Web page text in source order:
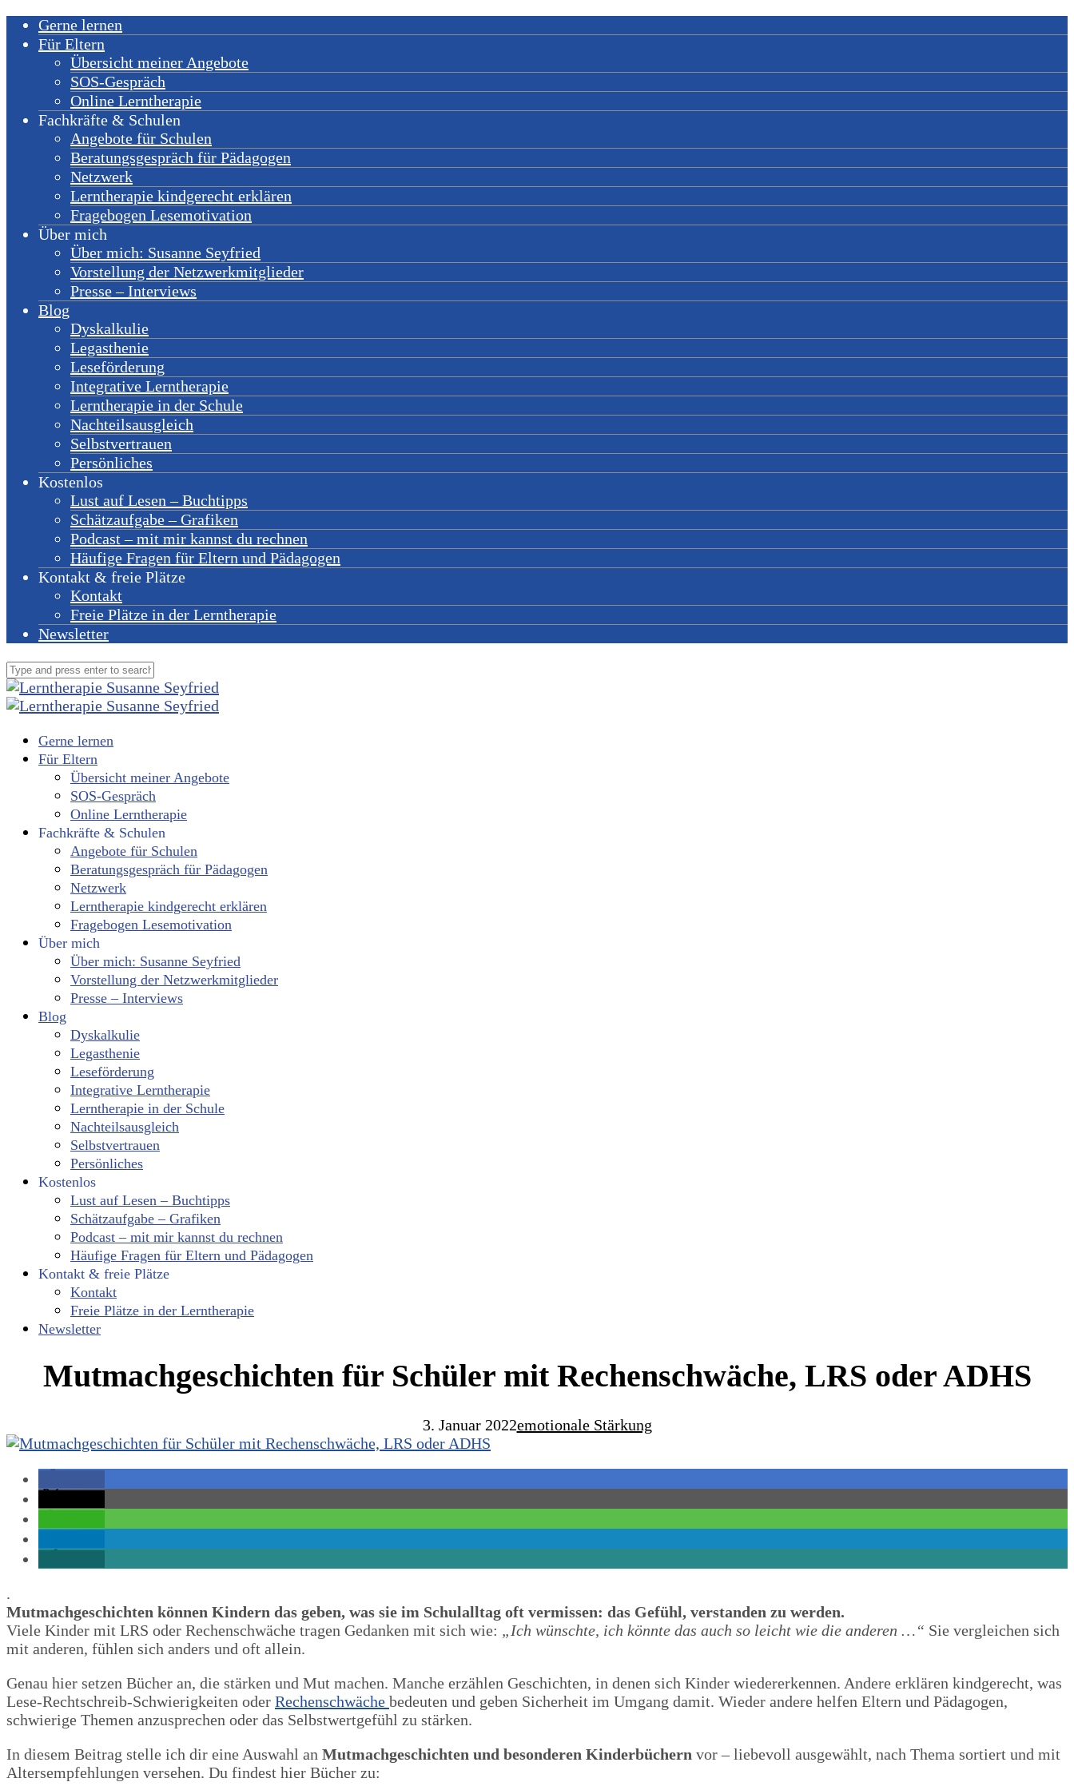
Gerne lernen
Für Eltern
Übersicht meiner Angebote
SOS-Gespräch
Online Lerntherapie
Fachkräfte & Schulen
Angebote für Schulen
Beratungsgespräch für Pädagogen
Netzwerk
Lerntherapie kindgerecht erklären
Fragebogen Lesemotivation
Über mich
Über mich: Susanne Seyfried
Vorstellung der Netzwerkmitglieder
Presse – Interviews
Blog
Dyskalkulie
Legasthenie
Leseförderung
Integrative Lerntherapie
Lerntherapie in der Schule
Nachteilsausgleich
Selbstvertrauen
Persönliches
Kostenlos
Lust auf Lesen – Buchtipps
Schätzaufgabe – Grafiken
Podcast – mit mir kannst du rechnen
Häufige Fragen für Eltern und Pädagogen
Kontakt & freie Plätze
Kontakt
Freie Plätze in der Lerntherapie
Newsletter
Gerne lernen
Für Eltern
Übersicht meiner Angebote
SOS-Gespräch
Online Lerntherapie
Fachkräfte & Schulen
Angebote für Schulen
Beratungsgespräch für Pädagogen
Netzwerk
Lerntherapie kindgerecht erklären
Fragebogen Lesemotivation
Über mich
Über mich: Susanne Seyfried
Vorstellung der Netzwerkmitglieder
Presse – Interviews
Blog
Dyskalkulie
Legasthenie
Leseförderung
Integrative Lerntherapie
Lerntherapie in der Schule
Nachteilsausgleich
Selbstvertrauen
Persönliches
Kostenlos
Lust auf Lesen – Buchtipps
Schätzaufgabe – Grafiken
Podcast – mit mir kannst du rechnen
Häufige Fragen für Eltern und Pädagogen
Kontakt & freie Plätze
Kontakt
Freie Plätze in der Lerntherapie
Newsletter
Mutmachgeschichten für Schüler mit Rechenschwäche, LRS oder ADHS
3. Januar 2022emotionale Stärkung
.
Mutmachgeschichten können Kindern das geben, was sie im Schulalltag oft vermissen: das Gefühl, verstanden zu werden.
Viele Kinder mit LRS oder Rechenschwäche tragen Gedanken mit sich wie: „Ich wünschte, ich könnte das auch so leicht wie die anderen …“ Sie vergleichen sich
mit anderen, fühlen sich anders und oft allein.
Genau hier setzen Bücher an, die stärken und Mut machen. Manche erzählen Geschichten, in denen sich Kinder wiedererkennen. Andere erklären kindgerecht, was
Lese-Rechtschreib-Schwierigkeiten oder Rechenschwäche bedeuten und geben Sicherheit im Umgang damit. Wieder andere helfen Eltern und Pädagogen,
schwierige Themen anzusprechen oder das Selbstwertgefühl zu stärken.
In diesem Beitrag stelle ich dir eine Auswahl an Mutmachgeschichten und besonderen Kinderbüchern vor – liebevoll ausgewählt, nach Thema sortiert und mit
Altersempfehlungen versehen. Du findest hier Bücher zu: